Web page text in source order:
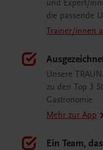
und Expert/
die passende
Trainer/innen
Unsere
zu den Top 3
Gastronomie.
Mehr zur App
Ein Team,